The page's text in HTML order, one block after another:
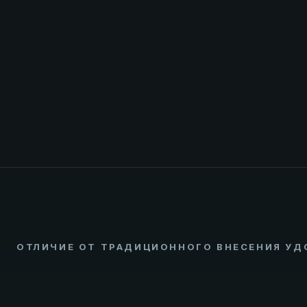
ОТЛИЧИЕ ОТ ТРАДИЦИОННОГО ВНЕСЕНИЯ